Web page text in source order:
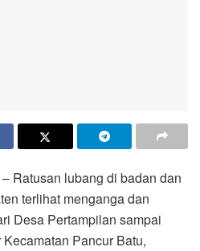
Ratusan lubang di badan dan
terlihat menganga dan
Desa Pertampilan sampai
Pancur Batu,